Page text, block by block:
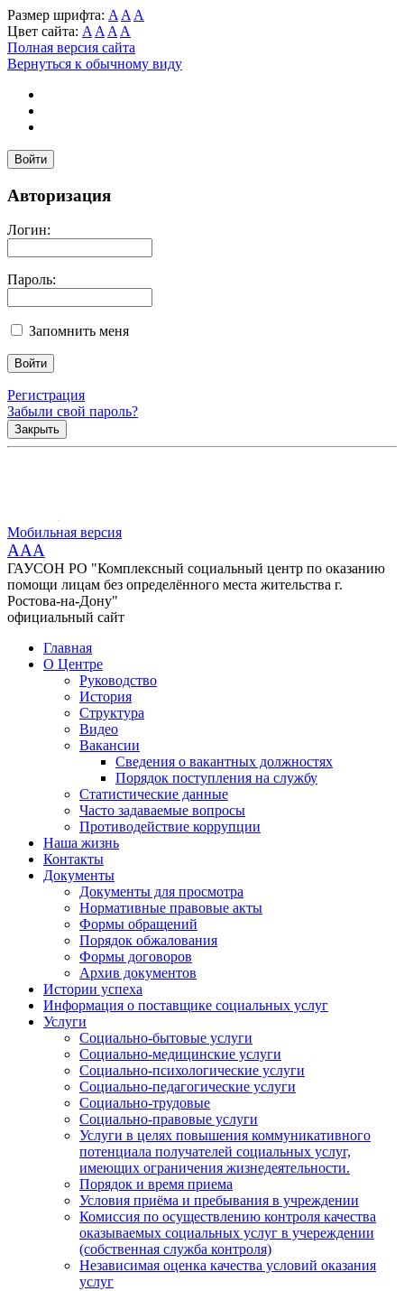
Размер шрифта: A A A
Цвет сайта: A A A A
Полная версия сайта
Вернуться к обычному виду
Войти
Авторизация
Логин:
Пароль:
Запомнить меня
Регистрация
Забыли свой пароль?
Закрыть
Мобильная версия
AAA
ГАУСОН РО "Комплексный социальный центр по оказанию
помощи лицам без определённого места жительства г.
Ростова-на-Дону"
официальный сайт
Главная
О Центре
Руководство
История
Структура
Видео
Вакансии
Сведения о вакантных должностях
Порядок поступления на службу
Статистические данные
Часто задаваемые вопросы
Противодействие коррупции
Наша жизнь
Контакты
Документы
Документы для просмотра
Нормативные правовые акты
Формы обращений
Порядок обжалования
Формы договоров
Архив документов
Истории успеха
Информация о поставщике социальных услуг
Услуги
Социально-бытовые услуги
Социально-медицинские услуги
Социально-психологические услуги
Социально-педагогические услуги
Социально-трудовые
Социально-правовые услуги
Услуги в целях повышения коммуникативного
потенциала получателей социальных услуг,
имеющих ограничения жизнедеятельности.
Порядок и время приема
Условия приёма и пребывания в учреждении
Комиссия по осуществлению контроля качества
оказываемых социальных услуг в учереждении
(собственная служба контроля)
Независимая оценка качества условий оказания
услуг